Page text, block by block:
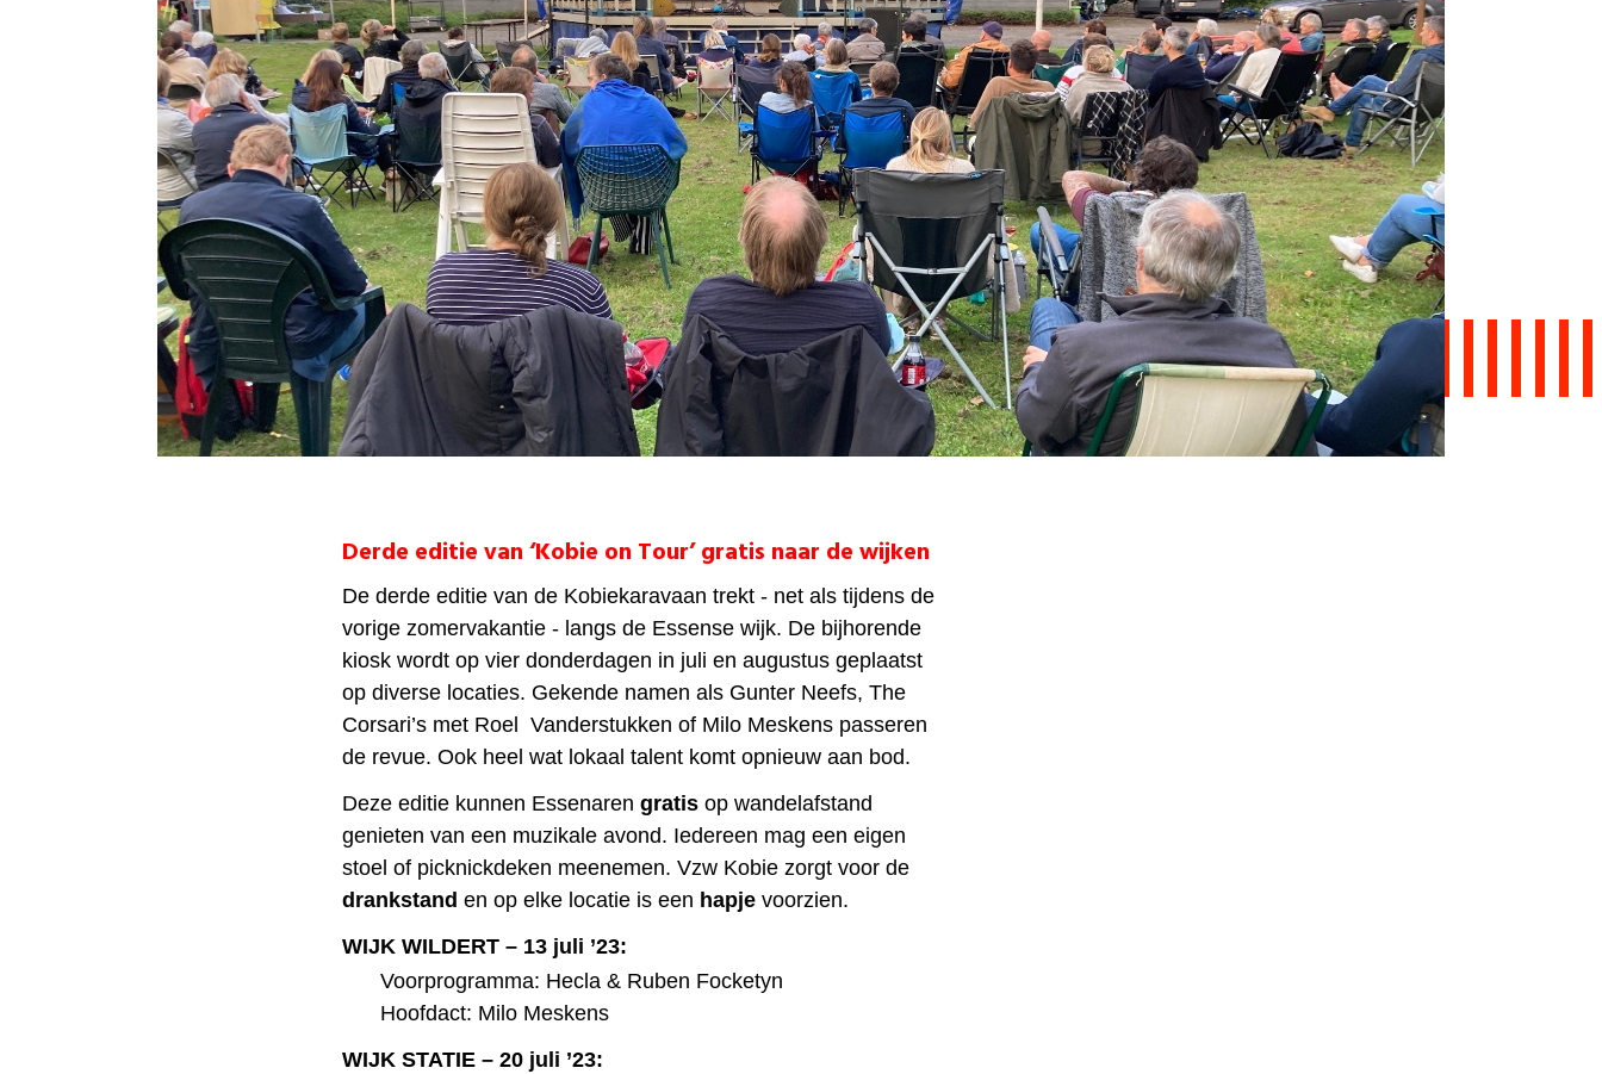
Derde editie van ‘Kobie on Tour’ gratis naar de wijken
De derde editie van de Kobiekaravaan trekt - net als tijdens de
vorige zomervakantie - langs de Essense wijk. De bijhorende
kiosk wordt op vier donderdagen in juli en augustus geplaatst
op diverse locaties. Gekende namen als Gunter Neefs, The
Corsari’s met Roel Vanderstukken of Milo Meskens passeren
de revue. Ook heel wat lokaal talent komt opnieuw aan bod.
Deze editie kunnen Essenarengratisop wandelafstand
genieten van een muzikale avond. Iedereen mag een eigen
stoel of picknickdeken meenemen. Vzw Kobie zorgt voor de
drankstand en op elke locatie is een hapje voorzien.
WIJK WILDERT – 13 juli ’23:
Voorprogramma: Hecla & Ruben Focketyn
Hoofdact: Milo Meskens
WIJK STATIE – 20 juli ’23: